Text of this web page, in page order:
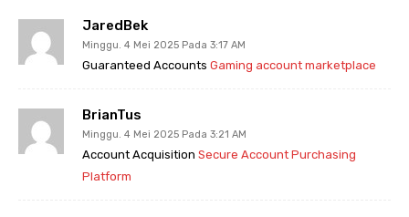
JaredBek
Minggu. 4 Mei 2025 Pada 3:17 AM
Guaranteed Accounts Gaming account marketplace
BrianTus
Minggu. 4 Mei 2025 Pada 3:21 AM
Account Acquisition Secure Account Purchasing
Platform